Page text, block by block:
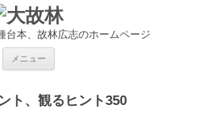
台本、故林広志のホームページ
メニュー
ツ
へ
ト、観るヒント350